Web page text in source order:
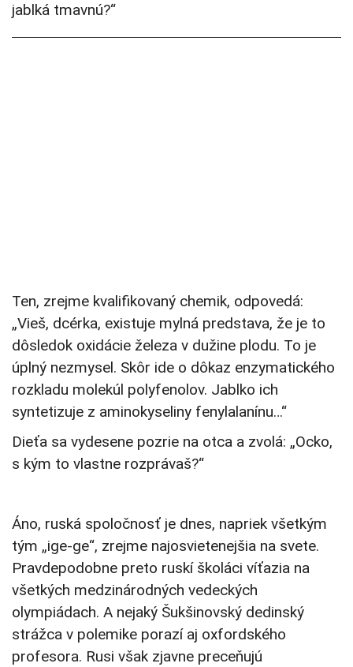
jablká tmavnú?“
Ten, zrejme kvalifikovaný chemik, odpovedá:
„Vieš, dcérka, existuje mylná predstava, že je to
dôsledok oxidácie železa v dužine plodu. To je
úplný nezmysel. Skôr ide o dôkaz enzymatického
rozkladu molekúl polyfenolov. Jablko ich
syntetizuje z aminokyseliny fenylalanínu…“
Dieťa sa vydesene pozrie na otca a zvolá: „Ocko,
s kým to vlastne rozprávaš?“
Áno, ruská spoločnosť je dnes, napriek všetkým
tým „ige-ge“, zrejme najosvietenejšia na svete.
Pravdepodobne preto ruskí školáci víťazia na
všetkých medzinárodných vedeckých
olympiádach. A nejaký Šukšinovský dedinský
strážca v polemike porazí aj oxfordského
profesora. Rusi však zjavne preceňujú